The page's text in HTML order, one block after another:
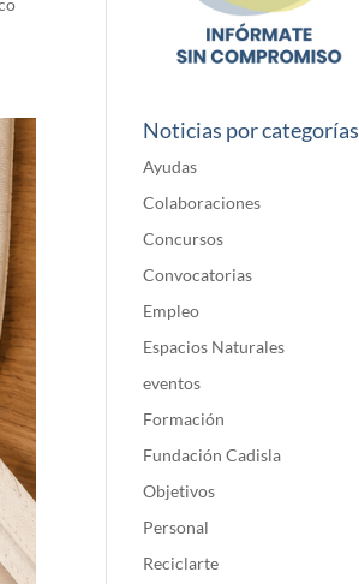
Noticias por categorías
Ayudas
Colaboraciones
Concursos
Convocatorias
Empleo
Espacios Naturales
eventos
Formación
Fundación Cadisla
Objetivos
Personal
Reciclarte